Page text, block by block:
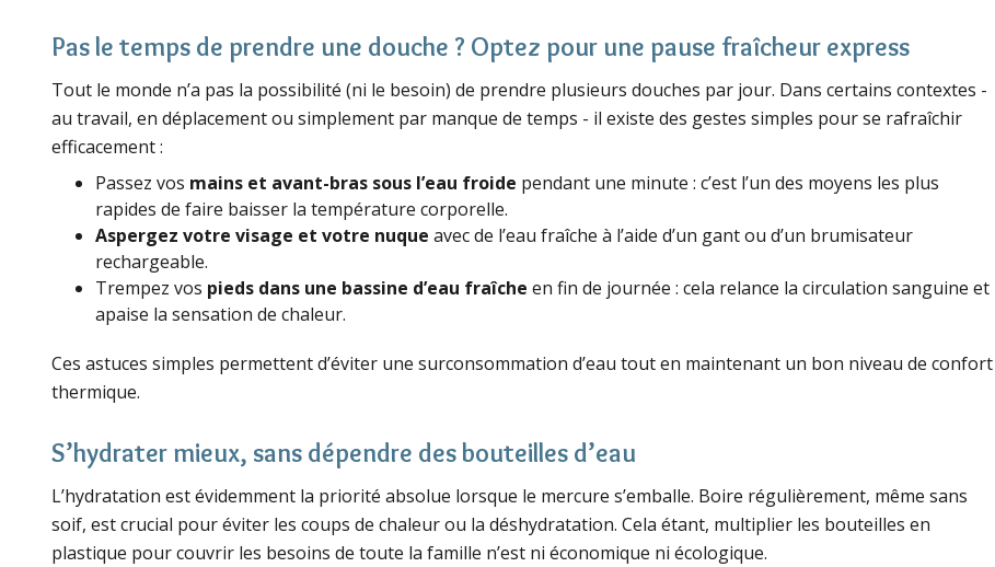
Pas le temps de prendre une douche ? Optez pour une pause fraîcheur express
Tout le monde n’a pas la possibilité (ni le besoin) de prendre plusieurs douches par jour. Dans certains contextes -
au travail, en déplacement ou simplement par manque de temps - il existe des gestes simples pour se rafraîchir
efficacement :
Passez vos mains et avant-bras sous l’eau froide pendant une minute : c’est l’un des moyens les plus
rapides de faire baisser la température corporelle.
Aspergez votre visage et votre nuque avec de l’eau fraîche à l’aide d’un gant ou d’un brumisateur
rechargeable.
Trempez vos pieds dans une bassine d’eau fraîche en fin de journée : cela relance la circulation sanguine et
apaise la sensation de chaleur.
Ces astuces simples permettent d’éviter une surconsommation d’eau tout en maintenant un bon niveau de confort
thermique.
S’hydrater mieux, sans dépendre des bouteilles d’eau
L’hydratation est évidemment la priorité absolue lorsque le mercure s’emballe. Boire régulièrement, même sans
soif, est crucial pour éviter les coups de chaleur ou la déshydratation. Cela étant, multiplier les bouteilles en
plastique pour couvrir les besoins de toute la famille n’est ni économique ni écologique.